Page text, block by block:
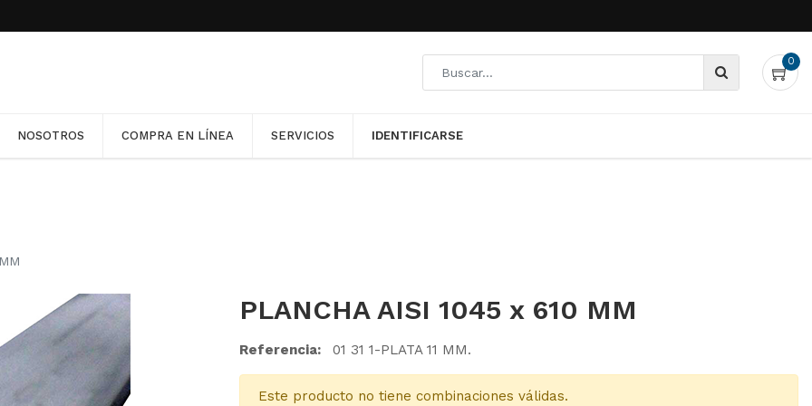
en nuestra Política de Cookies. Para desactivarlas, configure adecuadamente su
0
NOSOTROS COMPRA EN LÍNEA SERVICIOS IDENTIFICARSE
PLANCHA AISI 1045 x 610 MM
Referencia: 01 31 1-PLATA 11 MM.
Este producto no tiene combinaciones válidas.